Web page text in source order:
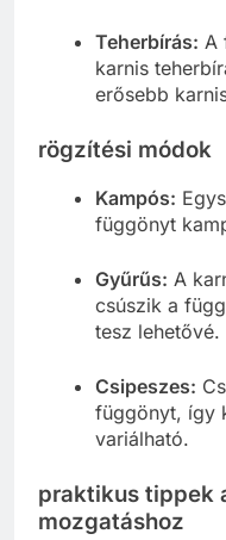
Teherbírás: A
karnis
erősebb
rögzítési módok
Kampós:
függönyt
Gyűrűs: A
csúszik a
tesz lehetővé.
Csipeszes:
függönyt, így
variálható.
praktikus tippek
mozgatáshoz